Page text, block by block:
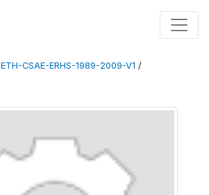
ETH-CSAE-ERHS-1989-2009-V1 /